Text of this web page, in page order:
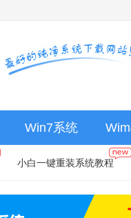
Win7系统
小白一键重装系统教程